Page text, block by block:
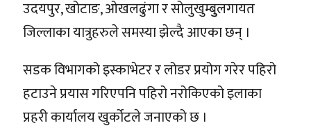
उदयपुर, खोटाङ, ओखलढुंगा र सोलुखुम्बुुलगायत
जिल्लाका यात्रुहरुले समस्या झेल्दै आएका छन् ।
सडक विभागको इस्काभेटर र लोडर प्रयोग गरेर पहिरो
हटाउने प्रयास गरिएपनि पहिरो नरोकिएको इलाका
प्रहरी कार्यालय खुर्कोटले जनाएको छ ।